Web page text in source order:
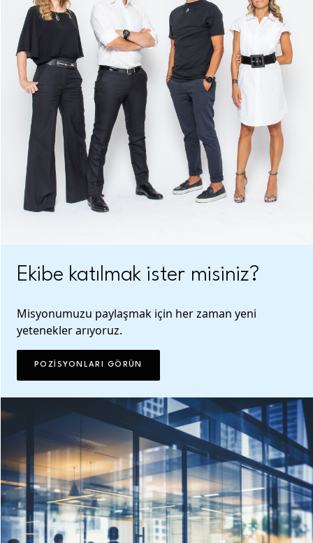
Ekibe katılmak ister misiniz?
Misyonumuzu paylaşmak için her zaman yeni
yetenekler arıyoruz.
POZISYONLARI GÖRÜN